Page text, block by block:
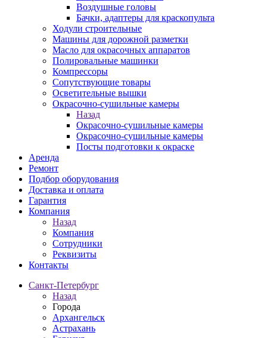
Воздушные головы
Бачки, адаптеры для краскопульта
Ходули строительные
Машины для дорожной разметки
Масло для окрасочных аппаратов
Полировальные машинки
Компрессоры
Сопутствующие товары
Осветительные вышки
Окрасочно-сушильные камеры
Назад
Окрасочно-сушильные камеры
Окрасочно-сушильные камеры
Посты подготовки к окраске
Аренда
Ремонт
Подбор оборудования
Доставка и оплата
Гарантия
Компания
Назад
Компания
Сотрудники
Реквизиты
Контакты
Санкт-Петербург
Назад
Города
Архангельск
Астрахань